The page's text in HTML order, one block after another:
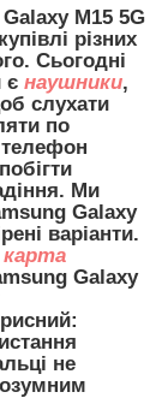
M15 5G
різних
Сьогодні
є наушники,
слухати
по
Ми
Galaxy
варіанти.
карта
Galaxy
не